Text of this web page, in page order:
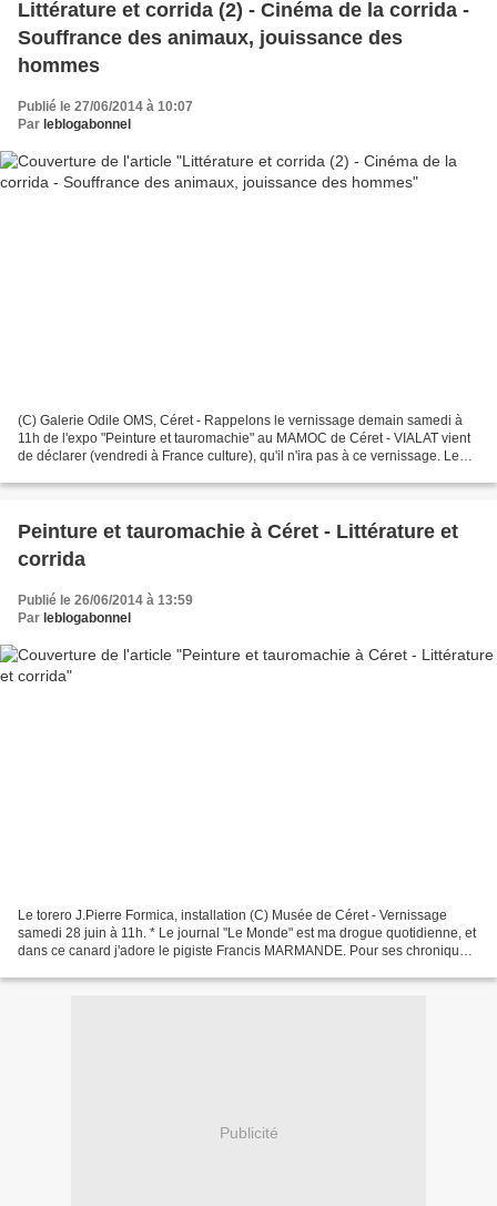
Littérature et corrida (2) - Cinéma de la corrida -
Souffrance des animaux, jouissance des
hommes
Publié le 27/06/2014 à 10:07
Par leblogabonnel
(C) Galerie Odile OMS, Céret - Rappelons le vernissage demain samedi à
11h de l'expo "Peinture et tauromachie" au MAMOC de Céret - VIALAT vient
de déclarer (vendredi à France culture), qu'il n'ira pas à ce vernissage. Le
Peinture et tauromachie à Céret - Littérature et
corrida
Publié le 26/06/2014 à 13:59
Par leblogabonnel
Le torero J.Pierre Formica, installation (C) Musée de Céret - Vernissage
samedi 28 juin à 11h. * Le journal "Le Monde" est ma drogue quotidienne, et
dans ce canard j'adore le pigiste Francis MARMANDE. Pour ses chroniques
Publicité